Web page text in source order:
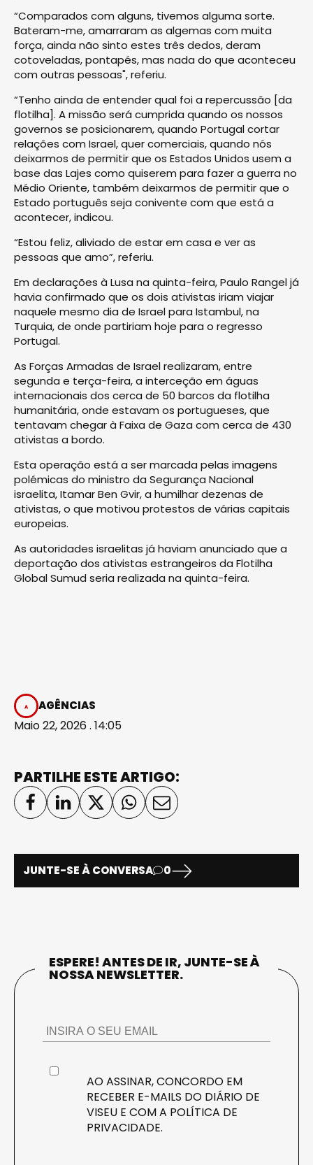
“Comparados com alguns, tivemos alguma sorte.
Bateram-me, amarraram as algemas com muita
força, ainda não sinto estes três dedos, deram
cotoveladas, pontapés, mas nada do que aconteceu
com outras pessoas", referiu.
“Tenho ainda de entender qual foi a repercussão [da
flotilha]. A missão será cumprida quando os nossos
governos se posicionarem, quando Portugal cortar
relações com Israel, quer comerciais, quando nós
deixarmos de permitir que os Estados Unidos usem a
base das Lajes como quiserem para fazer a guerra no
Médio Oriente, também deixarmos de permitir que o
Estado português seja conivente com que está a
acontecer, indicou.
“Estou feliz, aliviado de estar em casa e ver as
pessoas que amo”, referiu.
Em declarações à Lusa na quinta-feira, Paulo Rangel já
havia confirmado que os dois ativistas iriam viajar
naquele mesmo dia de Israel para Istambul, na
Turquia, de onde partiriam hoje para o regresso
Portugal.
As Forças Armadas de Israel realizaram, entre
segunda e terça-feira, a interceção em águas
internacionais dos cerca de 50 barcos da flotilha
humanitária, onde estavam os portugueses, que
tentavam chegar à Faixa de Gaza com cerca de 430
ativistas a bordo.
Esta operação está a ser marcada pelas imagens
polémicas do ministro da Segurança Nacional
israelita, Itamar Ben Gvir, a humilhar dezenas de
ativistas, o que motivou protestos de várias capitais
europeias.
As autoridades israelitas já haviam anunciado que a
deportação dos ativistas estrangeiros da Flotilha
Global Sumud seria realizada na quinta-feira.
AGÊNCIAS
Maio 22, 2026 . 14:05
PARTILHE ESTE ARTIGO:
JUNTE-SE À CONVERSA 0
ESPERE! ANTES DE IR, JUNTE-SE À
NOSSA NEWSLETTER.
AO ASSINAR, CONCORDO EM
RECEBER E-MAILS DO DIÁRIO DE
VISEU E COM A POLÍTICA DE
PRIVACIDADE.